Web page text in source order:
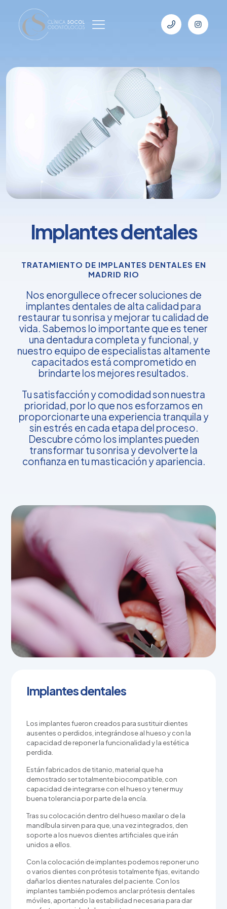
Implantes dentales
TRATAMIENTO DE IMPLANTES DENTALES EN
MADRID RIO
Nos enorgullece ofrecer soluciones de
implantes dentales de alta calidad para
restaurar tu sonrisa y mejorar tu calidad de
vida. Sabemos lo importante que es tener
una dentadura completa y funcional, y
nuestro equipo de especialistas altamente
capacitados está comprometido en
brindarte los mejores resultados.
Tu satisfacción y comodidad son nuestra
prioridad, por lo que nos esforzamos en
proporcionarte una experiencia tranquila y
sin estrés en cada etapa del proceso.
Descubre cómo los implantes pueden
transformar tu sonrisa y devolverte la
confianza en tu masticación y apariencia.
Implantes dentales
Los implantes fueron creados para sustituir dientes
ausentes o perdidos, integrándose al hueso y con la
capacidad de reponer la funcionalidad y la estética
perdida.
Están fabricados de titanio, material que ha
demostrado ser totalmente biocompatible, con
capacidad de integrarse con el hueso y tener muy
buena tolerancia por parte de la encía.
Tras su colocación dentro del hueso maxilar o de la
mandíbula sirven para que, una vez integrados, den
soporte a los nuevos dientes artificiales que irán
unidos a ellos.
Con la colocación de implantes podemos reponer uno
o varios dientes con prótesis totalmente fijas, evitando
dañar los dientes naturales del paciente. Con los
implantes también podemos anclar prótesis dentales
móviles, aportando la estabilidad necesaria para dar